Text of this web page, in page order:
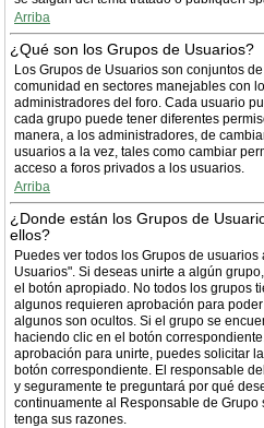
Arriba
¿Qué son los Grupos de Usuarios?
Los Grupos de Usuarios son conjuntos
comunidad en sectores manejables con
administradores del foro. Cada usuario
cada grupo puede tener diferentes
manera, a los administradores, de
usuarios a la vez, tales como cambiar
acceso a foros privados a los usuarios.
Arriba
¿Donde están los Grupos de
ellos?
Puedes ver todos los Grupos de
Usuarios". Si deseas unirte a algún
el botón apropiado. No todos los grupos
algunos requieren aprobación para
algunos son ocultos. Si el grupo se
haciendo clic en el botón
aprobación para unirte, puedes solicitar
botón correspondiente. El responsable
y seguramente te preguntará por qué
continuamente al Responsable de
tenga sus razones.